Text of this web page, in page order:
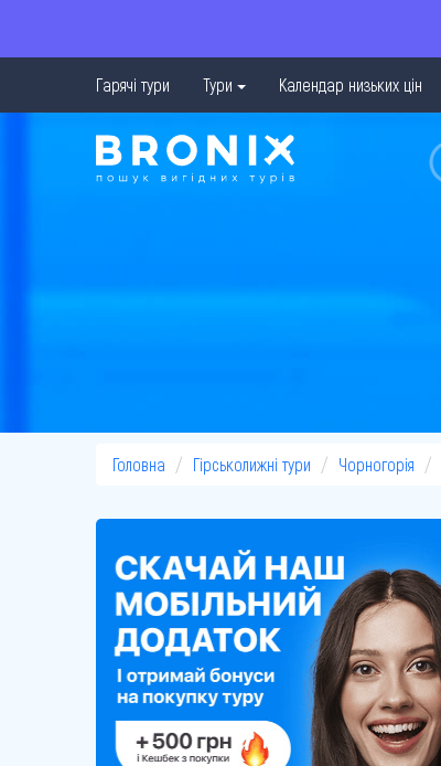
Гарячі тури Тури Календар низьких цін
Головна Гірськолижні тури Чорногорія